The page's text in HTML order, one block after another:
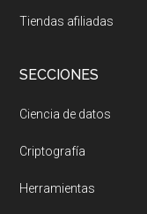
Tiendas afiliadas
SECCIONES
Ciencia de datos
Criptografía
Herramientas